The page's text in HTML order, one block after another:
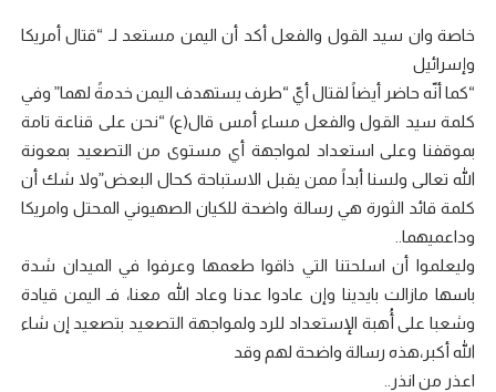
خاصة وان سيد القول والفعل أكد أن اليمن مستعد لـ “قتال أمريكا
وإسرائيل
“كما أنّه حاضر أيضاً لقتال أيّ “طرف يستهدف اليمن خدمةً لهما” وفي
كلمة سيد القول والفعل مساء أمس قال(ع) “نحن على قناعة تامة
بموقفنا وعلى استعداد لمواجهة أي مستوى من التصعيد بمعونة
الله تعالى ولسنا أبداً ممن يقبل الاستباحة كحال البعض”ولا شك أن
كلمة قائد الثورة هي رسالة واضحة للكيان الصهيوني المحتل وامريكا
وداعميهما..
وليعلموا أن اسلحتنا التي ذاقوا طعمها وعرفوا في الميدان شدة
باسها مازالت بايدينا وإن عادوا عدنا وعاد الله معنا، فـ اليمن قيادة
وشعبا على أُهبة الإستعداد للرد ولمواجهة التصعيد بتصعيد إن شاء
الله أكبر،هذه رسالة واضحة لهم وقد
اعذر من انذر..